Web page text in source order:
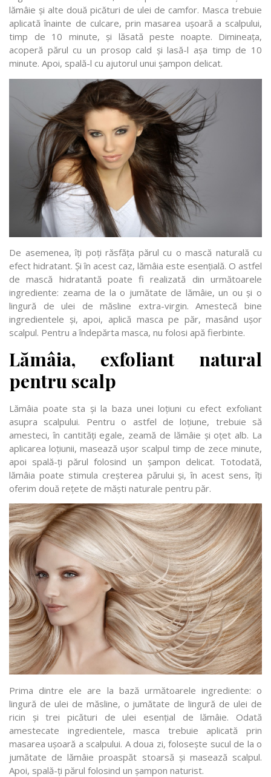
lămâie și alte două picături de ulei de camfor. Masca trebuie
aplicată înainte de culcare, prin masarea ușoară a scalpului,
timp de 10 minute, și lăsată peste noapte. Dimineața,
acoperă părul cu un prosop cald și lasă-l așa timp de 10
minute. Apoi, spală-l cu ajutorul unui șampon delicat.
De asemenea, îți poți răsfăța părul cu o mască naturală cu
efect hidratant. Și în acest caz, lămâia este esențială. O astfel
de mască hidratantă poate fi realizată din următoarele
ingrediente: zeama de la o jumătate de lămâie, un ou și o
lingură de ulei de măsline extra-virgin. Amestecă bine
ingredientele și, apoi, aplică masca pe păr, masând ușor
scalpul. Pentru a îndepărta masca, nu folosi apă fierbinte.
Lămâia, exfoliant natural
pentru scalp
Lămâia poate sta și la baza unei loțiuni cu efect exfoliant
asupra scalpului. Pentru o astfel de loțiune, trebuie să
amesteci, în cantități egale, zeamă de lămâie și oțet alb. La
aplicarea loțiunii, masează ușor scalpul timp de zece minute,
apoi spală-ți părul folosind un șampon delicat. Totodată,
lămâia poate stimula creșterea părului și, în acest sens, îți
oferim două rețete de măști naturale pentru păr.
Prima dintre ele are la bază următoarele ingrediente: o
lingură de ulei de măsline, o jumătate de lingură de ulei de
ricin și trei picături de ulei esențial de lămâie. Odată
amestecate ingredientele, masca trebuie aplicată prin
masarea ușoară a scalpului. A doua zi, folosește sucul de la o
jumătate de lămâie proaspăt stoarsă și masează scalpul.
Apoi, spală-ți părul folosind un șampon naturist.